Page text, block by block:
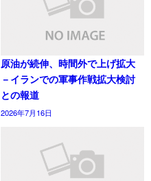
原油が続伸、時間外で上げ拡大
－イランでの軍事作戦拡大検討
との報道
2026年7月16日